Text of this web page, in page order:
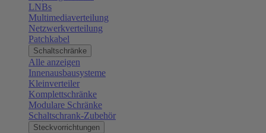
LNBs
Multimediaverteilung
Netzwerkverteilung
Patchkabel
Schaltschränke
Alle anzeigen
Innenausbausysteme
Kleinverteiler
Komplettschränke
Modulare Schränke
Schaltschrank-Zubehör
Steckvorrichtungen